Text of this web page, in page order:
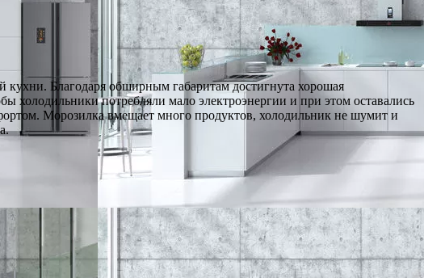
Благодаря обширным габаритам достигнута хорошая
холодильники потребляли мало электроэнергии и при этом оставались
Морозилка вмещает много продуктов, холодильник не шумит и